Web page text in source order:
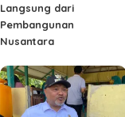
Langsung dari
Pembangunan
Nusantara